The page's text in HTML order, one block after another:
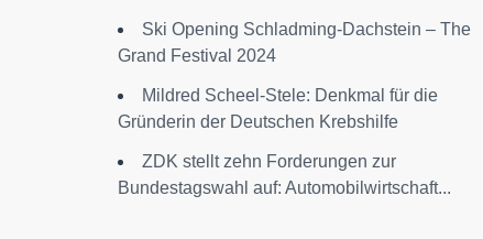
Ski Opening Schladming-Dachstein – The
Grand Festival 2024
Mildred Scheel-Stele: Denkmal für die
Gründerin der Deutschen Krebshilfe
ZDK stellt zehn Forderungen zur
Bundestagswahl auf: Automobilwirtschaft...